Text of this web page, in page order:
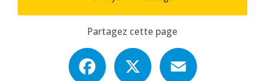
Partagez cette page
Facebook